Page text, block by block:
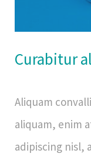
Curabitur
Aliquam
aliquam, enim
adipiscing nisl,